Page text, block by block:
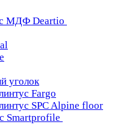
МДФ Deartio
уголок
Fargo
SPC Alpine floor
Smartprofile